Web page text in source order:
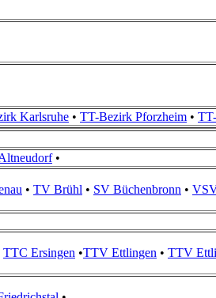
Karlsruhe • TT-Bezirk Pforzheim •
•
• TV Brühl • SV Büchenbronn •
TTC Ersingen •TTV Ettlingen • TTV